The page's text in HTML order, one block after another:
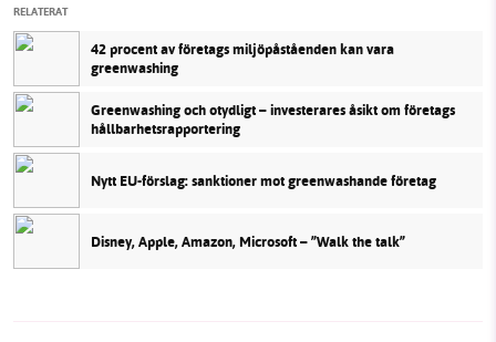
RELATERAT
42 procent av företags miljöpåståenden kan vara
greenwashing
Greenwashing och otydligt – investerares åsikt om företags
hållbarhetsrapportering
Nytt EU-förslag: sanktioner mot greenwashande företag
Disney, Apple, Amazon, Microsoft – ”Walk the talk”